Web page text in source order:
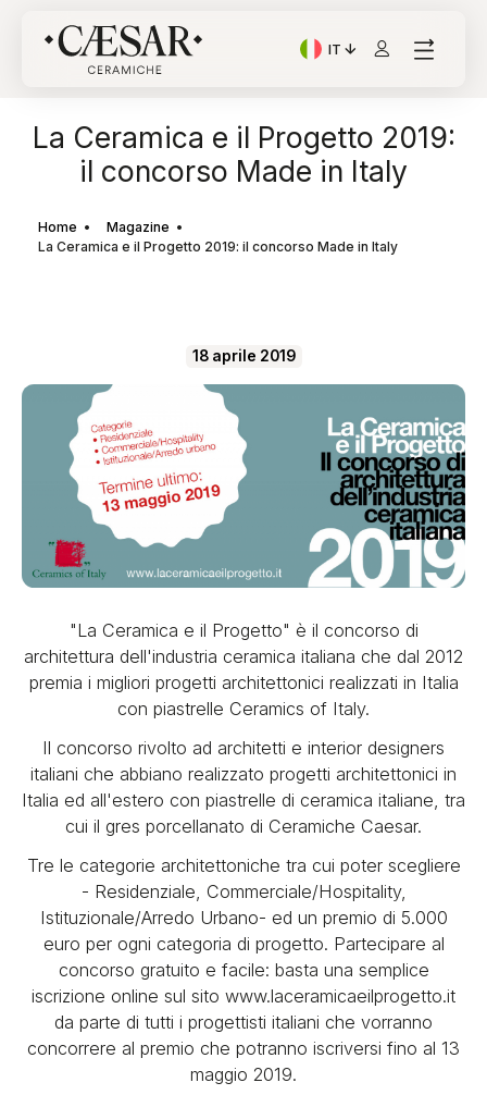
IT
Lingua corrente:
La Ceramica e il Progetto 2019:
il concorso Made in Italy
Home
Magazine
La Ceramica e il Progetto 2019: il concorso Made in Italy
18 aprile 2019
"La Ceramica e il Progetto" è il concorso di
architettura dell'industria ceramica italiana che dal 2012
premia i migliori progetti architettonici realizzati in Italia
con piastrelle Ceramics of Italy.
Il concorso rivolto ad architetti e interior designers
italiani che abbiano realizzato progetti architettonici in
Italia ed all'estero con piastrelle di ceramica italiane, tra
cui il gres porcellanato di Ceramiche Caesar.
Tre le categorie architettoniche tra cui poter scegliere
- Residenziale, Commerciale/Hospitality,
Istituzionale/Arredo Urbano- ed un premio di 5.000
euro per ogni categoria di progetto. Partecipare al
concorso gratuito e facile: basta una semplice
iscrizione online sul sito www.laceramicaeilprogetto.it
da parte di tutti i progettisti italiani che vorranno
concorrere al premio che potranno iscriversi fino al 13
maggio 2019.